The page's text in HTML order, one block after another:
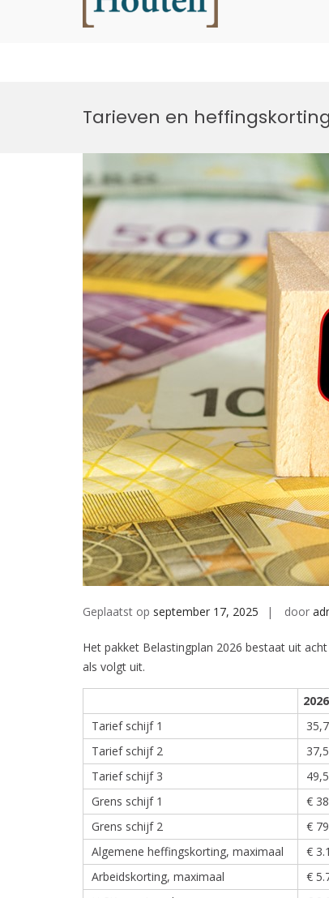
Tarieven en
Geplaatst op september 17, 2025 door
Het pakket Belastingplan 2026 bestaat uit
als volgt uit.
2026
Tarief schijf 1
Tarief schijf 2
Tarief schijf 3
Grens schijf 1
€
Grens schijf 2
€
Algemene heffingskorting, maximaal
€
Arbeidskorting, maximaal
€